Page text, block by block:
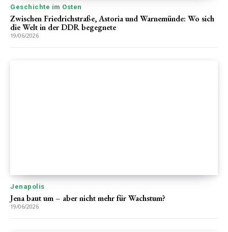
Geschichte im Osten
Zwischen Friedrichstraße, Astoria und Warnemünde: Wo sich
die Welt in der DDR begegnete
19/06/2026
Jenapolis
Jena baut um – aber nicht mehr für Wachstum?
19/06/2026